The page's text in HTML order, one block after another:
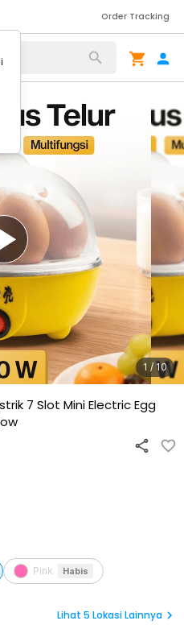
Order Tracking
1 / 10
7 Slot Mini Electric Egg
Pink Habis
Lihat 5 Lokasi Lainnya